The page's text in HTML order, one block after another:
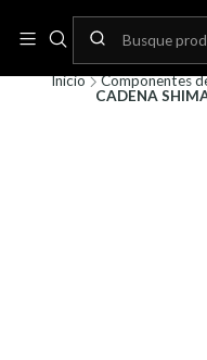
Envíos gratis por compras
Inicio Componentes
CADENA